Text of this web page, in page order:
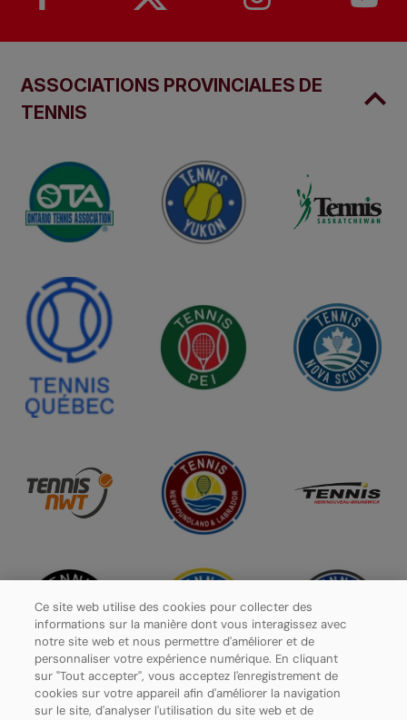
ASSOCIATIONS PROVINCIALES DE
TENNIS
Ce site web utilise des cookies pour collecter des
informations sur la manière dont vous interagissez avec
notre site web et nous permettre d'améliorer et de
personnaliser votre expérience numérique. En cliquant
sur "Tout accepter", vous acceptez l'enregistrement de
cookies sur votre appareil afin d'améliorer la navigation
sur le site, d'analyser l'utilisation du site web et de